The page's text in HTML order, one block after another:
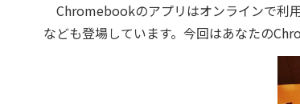
Chromebookのアプリはオンラインで利
なども登場しています。今回はあなたの